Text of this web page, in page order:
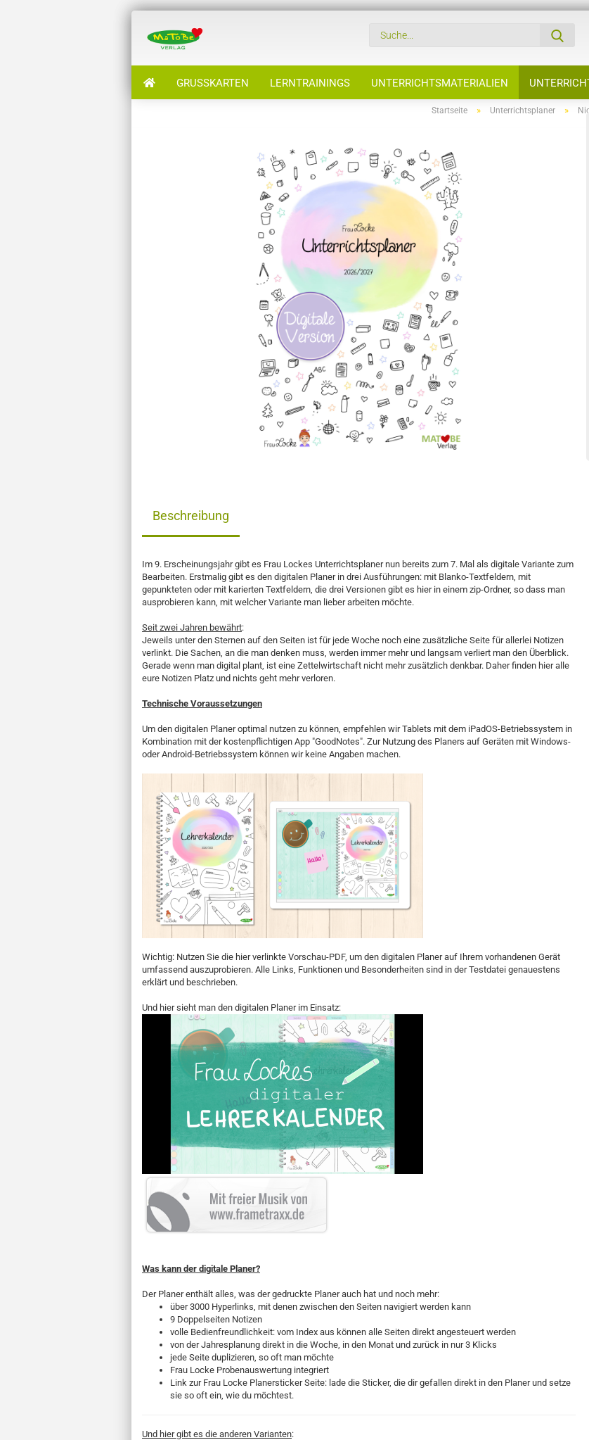
GRUSSKARTEN LERNTRAININGS UNTERRICHTSMATERIALIEN
Startseite » Unterrichtsplaner »
Beschreibung
Im 9. Erscheinungsjahr gibt es Frau Lockes Unterrichtsplaner nun bereits zum 7. Mal als digitale Variante zum
Bearbeiten. Erstmalig gibt es den digitalen Planer in drei Ausführungen: mit Blanko-Textfeldern, mit
gepunkteten oder mit karierten Textfeldern, die drei Versionen gibt es hier in einem zip-Ordner, so dass man
ausprobieren kann, mit welcher Variante man lieber arbeiten möchte.
Seit zwei Jahren bewährt:
Jeweils unter den Sternen auf den Seiten ist für jede Woche noch eine zusätzliche Seite für allerlei Notizen
verlinkt. Die Sachen, an die man denken muss, werden immer mehr und langsam verliert man den Überblick.
Gerade wenn man digital plant, ist eine Zettelwirtschaft nicht mehr zusätzlich denkbar. Daher finden hier alle
eure Notizen Platz und nichts geht mehr verloren.
Technische Voraussetzungen
Um den digitalen Planer optimal nutzen zu können, empfehlen wir Tablets mit dem iPadOS-Betriebssystem in
Kombination mit der kostenpflichtigen App "GoodNotes". Zur Nutzung des Planers auf Geräten mit Windows-
oder Android-Betriebssystem können wir keine Angaben machen.
Wichtig: Nutzen Sie die hier verlinkte Vorschau-PDF, um den digitalen Planer auf Ihrem vorhandenen Gerät
umfassend auszuprobieren. Alle Links, Funktionen und Besonderheiten sind in der Testdatei genauestens
erklärt und beschrieben.
Und hier sieht man den digitalen Planer im Einsatz:
Was kann der digitale Planer?
Der Planer enthält alles, was der gedruckte Planer auch hat und noch mehr:
über 3000 Hyperlinks, mit denen zwischen den Seiten navigiert werden kann
9 Doppelseiten Notizen
volle Bedienfreundlichkeit: vom Index aus können alle Seiten direkt angesteuert werden
von der Jahresplanung direkt in die Woche, in den Monat und zurück in nur 3 Klicks
jede Seite duplizieren, so oft man möchte
Frau Locke Probenauswertung integriert
Link zur Frau Locke Planersticker Seite: lade die Sticker, die dir gefallen direkt in den Planer und setze
sie so oft ein, wie du möchtest.
Und hier gibt es die anderen Varianten: